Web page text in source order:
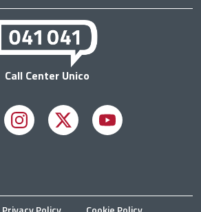
Call Center Unico
InstagramX Youtube